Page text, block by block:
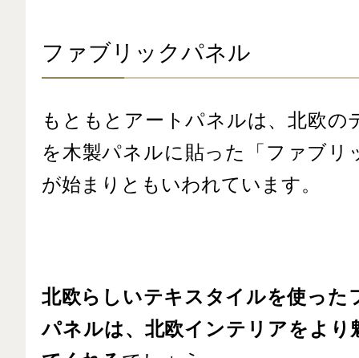
ファブリックパネル
もともとアートパネルは、北欧の
を木製パネルに貼った「ファブリ
が始まりともいわれています。
北欧らしいテキスタイルを使った
パネルは、北欧インテリアをより